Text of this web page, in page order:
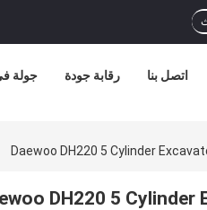
جولة رقابة جودة اتصل بنا
Daewoo DH220 5 Cylinder
DH220 5 Cylinder